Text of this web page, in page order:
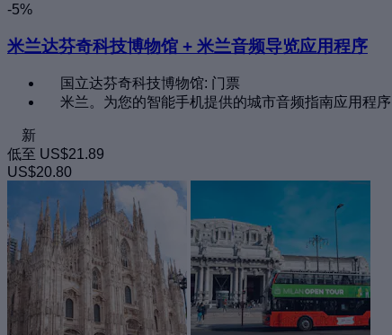
-5%
米兰达芬奇科技博物馆 + 米兰音频导览应用程序
国立达芬奇科技博物馆: 门票
米兰。为您的智能手机提供的城市音频指南应用程序
新
低至 US$21.89
US$20.80